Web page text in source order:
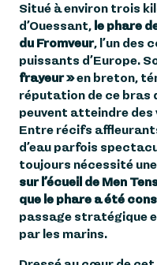
3 LE «
4
LE
LA VIE
PHARE
5 FAQ
Situé à environ trois
d’Ouessant, le phare
du Fromveur, l’un des
puissants d’Europe.
frayeur »en breton,
réputation de ce bras
peuvent atteindre
Entre récifs
d’eau parfois
toujours nécessité
sur l’écueil de Men
que le phare a été
passage stratégique
par les marins.